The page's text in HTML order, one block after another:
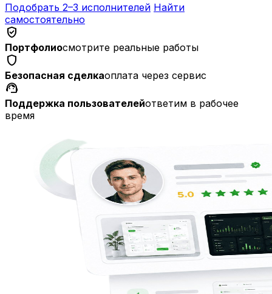
Подобрать 2–3 исполнителей Найти
самостоятельно
verified_user
Портфолиосмотрите реальные работы
shield
Безопасная сделкаоплата через сервис
support_agent
Поддержка пользователейответим в рабочее
время